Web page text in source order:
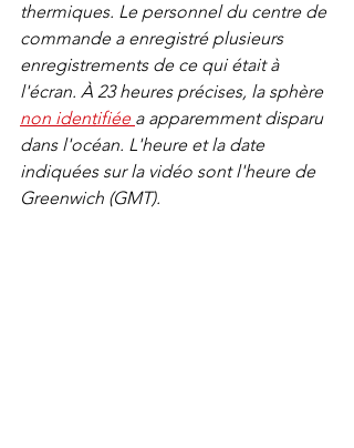
thermiques. Le personnel du centre de
commande a enregistré plusieurs
enregistrements de ce qui était à
l'écran. À 23 heures précises, la sphère
non identifiée a apparemment disparu
dans l'océan. L'heure et la date
indiquées sur la vidéo sont l'heure de
Greenwich (GMT).